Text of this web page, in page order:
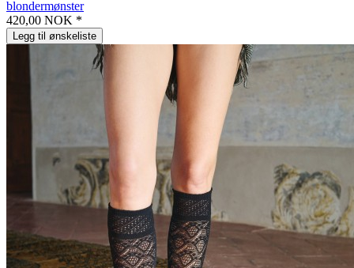
blondermønster
420,00 NOK *
Legg til ønskeliste